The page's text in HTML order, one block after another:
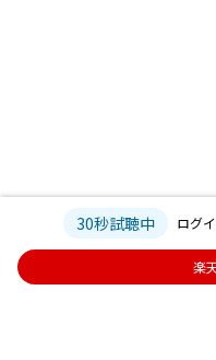
30秒試聴中 ログ
楽